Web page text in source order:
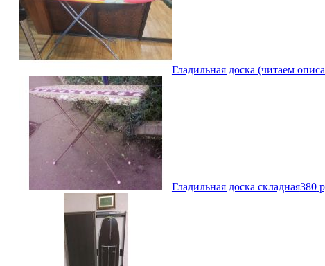
Гладильная доска (читаем
Гладильная доска складная380